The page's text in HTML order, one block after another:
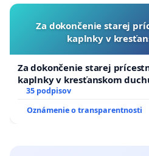
Za dokončenie starej
kaplnky v
Za dokončenie starej
kaplnky v kresťanskom
35 podpisov
Oznámenie o transparentnosti